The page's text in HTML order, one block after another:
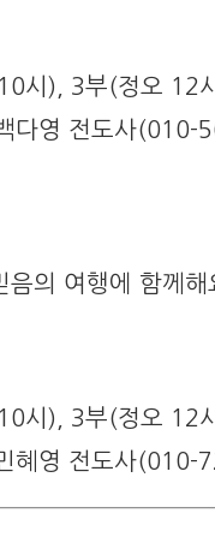
시), 3부(정오 12
다영 전도사(010-
음의 여행에 함께해
시), 3부(정오 12
혜영 전도사(010-